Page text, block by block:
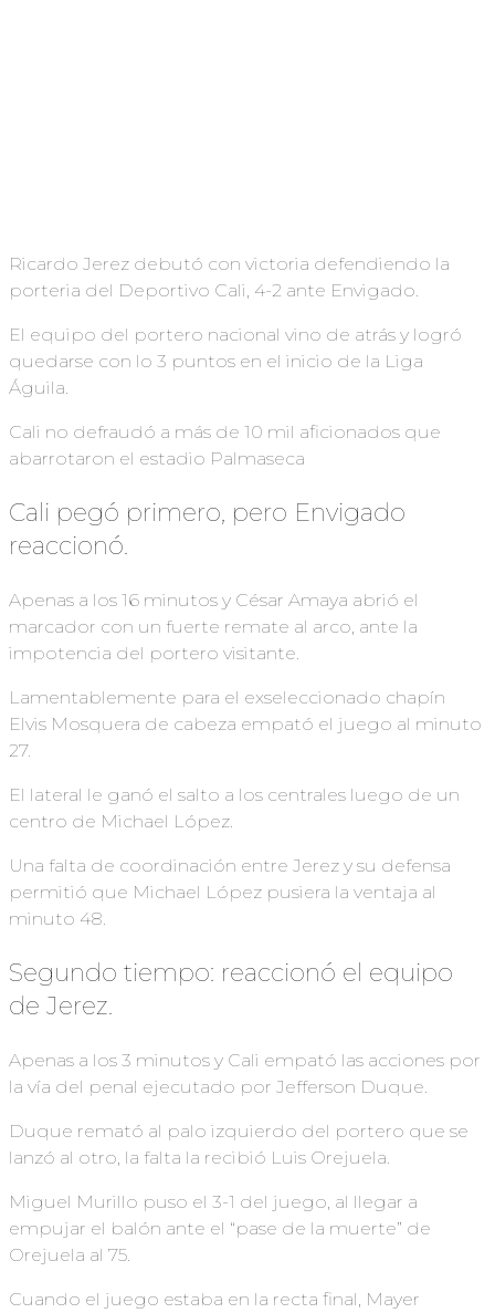
Ricardo Jerez debutó con victoria defendiendo la
porteria del Deportivo Cali, 4-2 ante Envigado.
El equipo del portero nacional vino de atrás y logró
quedarse con lo 3 puntos en el inicio de la Liga
Águila.
Cali no defraudó a más de 10 mil aficionados que
abarrotaron el estadio Palmaseca
Cali pegó primero, pero Envigado
reaccionó.
Apenas a los 16 minutos y César Amaya abrió el
marcador con un fuerte remate al arco, ante la
impotencia del portero visitante.
Lamentablemente para el exseleccionado chapín
Elvis Mosquera de cabeza empató el juego al minuto
27.
El lateral le ganó el salto a los centrales luego de un
centro de Michael López.
Una falta de coordinación entre Jerez y su defensa
permitió que Michael López pusiera la ventaja al
minuto 48.
Segundo tiempo: reaccionó el equipo
de Jerez.
Apenas a los 3 minutos y Cali empató las acciones por
la vía del penal ejecutado por Jefferson Duque.
Duque remató al palo izquierdo del portero que se
lanzó al otro, la falta la recibió Luis Orejuela.
Miguel Murillo puso el 3-1 del juego, al llegar a
empujar el balón ante el “pase de la muerte” de
Orejuela al 75.
Cuando el juego estaba en la recta final, Mayer